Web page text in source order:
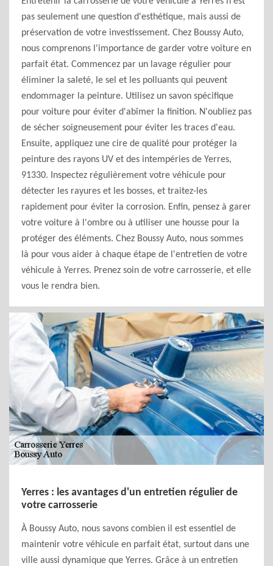
pas seulement une question d'esthétique, mais aussi de
préservation de votre investissement. Chez Boussy Auto,
nous comprenons l'importance de garder votre voiture en
parfait état. Commencez par un lavage régulier pour
éliminer la saleté, le sel et les polluants qui peuvent
endommager la peinture. Utilisez un savon spécifique
pour voiture pour éviter d'abîmer la finition. N'oubliez pas
de sécher soigneusement pour éviter les traces d'eau.
Ensuite, appliquez une cire de qualité pour protéger la
peinture des rayons UV et des intempéries de Yerres,
91330. Inspectez régulièrement votre véhicule pour
détecter les rayures et les bosses, et traitez-les
rapidement pour éviter la corrosion. Enfin, pensez à garer
votre voiture à l'ombre ou à utiliser une housse pour la
protéger des éléments. Chez Boussy Auto, nous sommes
là pour vous aider à chaque étape de l'entretien de votre
véhicule à Yerres. Prenez soin de votre carrosserie, et elle
vous le rendra bien.
Yerres : les avantages d'un entretien régulier de
votre carrosserie
À Boussy Auto, nous savons combien il est essentiel de
maintenir votre véhicule en parfait état, surtout dans une
ville aussi dynamique que Yerres. Grâce à un entretien